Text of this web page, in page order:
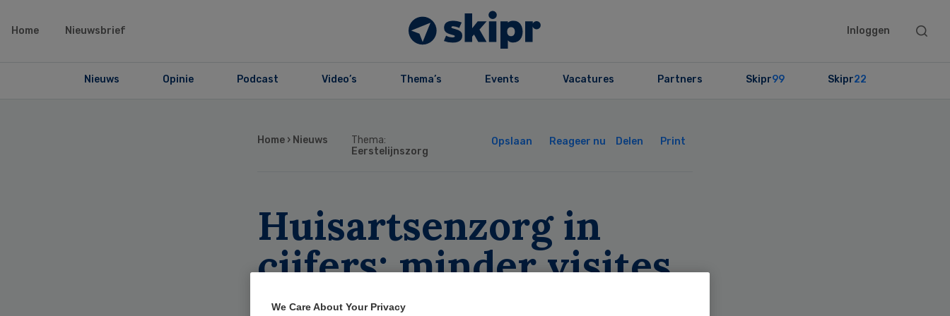
Home Nieuwsbrief Inloggen
Search
Nieuws Opinie Podcast Video’s Thema’s Events Vacatures Partners Skipr99 Skipr22
Home › Nieuws
Thema:
Eerstelijnszorg
Opslaan Reageer nu Delen Print
Huisartsenzorg in
cijfers: minder visites,
forse stijging van
We Care About Your Privacy